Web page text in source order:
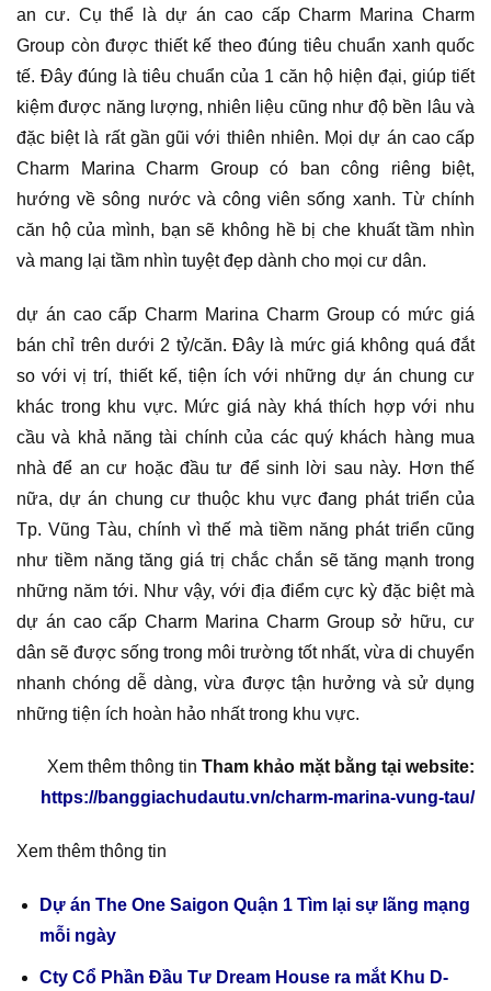
an cư. Cụ thể là dự án cao cấp Charm Marina Charm
Group còn được thiết kế theo đúng tiêu chuẩn xanh quốc
tế. Đây đúng là tiêu chuẩn của 1 căn hộ hiện đại, giúp tiết
kiệm được năng lượng, nhiên liệu cũng như độ bền lâu và
đặc biệt là rất gần gũi với thiên nhiên. Mọi dự án cao cấp
Charm Marina Charm Group có ban công riêng biệt,
hướng về sông nước và công viên sống xanh. Từ chính
căn hộ của mình, bạn sẽ không hề bị che khuất tầm nhìn
và mang lại tầm nhìn tuyệt đẹp dành cho mọi cư dân.
dự án cao cấp Charm Marina Charm Group có mức giá
bán chỉ trên dưới 2 tỷ/căn. Đây là mức giá không quá đắt
so với vị trí, thiết kế, tiện ích với những dự án chung cư
khác trong khu vực. Mức giá này khá thích hợp với nhu
cầu và khả năng tài chính của các quý khách hàng mua
nhà để an cư hoặc đầu tư để sinh lời sau này. Hơn thế
nữa, dự án chung cư thuộc khu vực đang phát triển của
Tp. Vũng Tàu, chính vì thế mà tiềm năng phát triển cũng
như tiềm năng tăng giá trị chắc chắn sẽ tăng mạnh trong
những năm tới. Như vậy, với địa điểm cực kỳ đặc biệt mà
dự án cao cấp Charm Marina Charm Group sở hữu, cư
dân sẽ được sống trong môi trường tốt nhất, vừa di chuyển
nhanh chóng dễ dàng, vừa được tận hưởng và sử dụng
những tiện ích hoàn hảo nhất trong khu vực.
Xem thêm thông tin Tham khảo mặt bằng tại website:
https://banggiachudautu.vn/charm-marina-vung-tau/
Xem thêm thông tin
Dự án The One Saigon Quận 1 Tìm lại sự lãng mạng
mỗi ngày
Cty Cổ Phần Đầu Tư Dream House ra mắt Khu D-